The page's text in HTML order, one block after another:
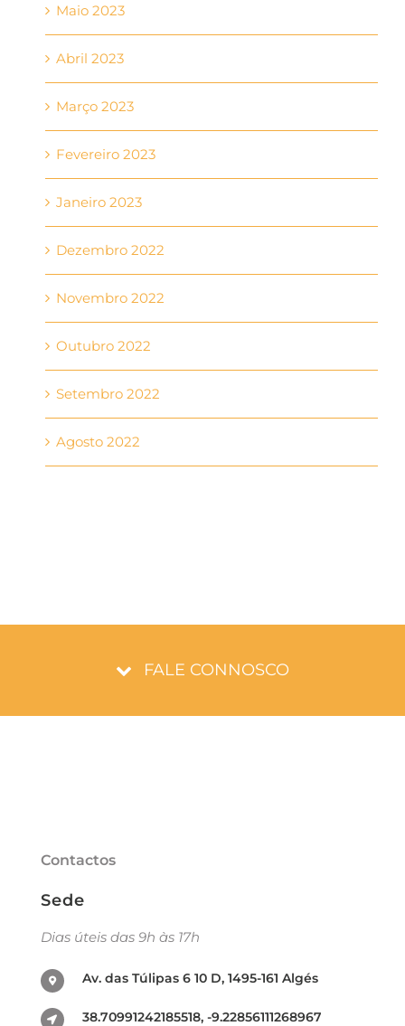
Maio 2023
Abril 2023
Março 2023
Fevereiro 2023
Janeiro 2023
Dezembro 2022
Novembro 2022
Outubro 2022
Setembro 2022
Agosto 2022
FALE CONNOSCO
Contactos
Sede
Dias úteis das 9h às 17h
Av. das Túlipas 6 10 D, 1495-161 Algés
38.70991242185518, -9.22856111268967